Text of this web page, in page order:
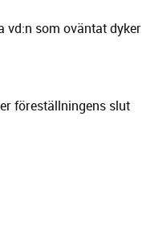
vd:n som oväntat dyker
föreställningens slut